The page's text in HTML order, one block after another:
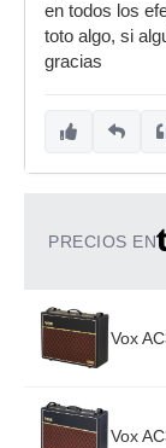
en todos los
toto algo, si
gracias
PRECIOS EN
Vox
Vox